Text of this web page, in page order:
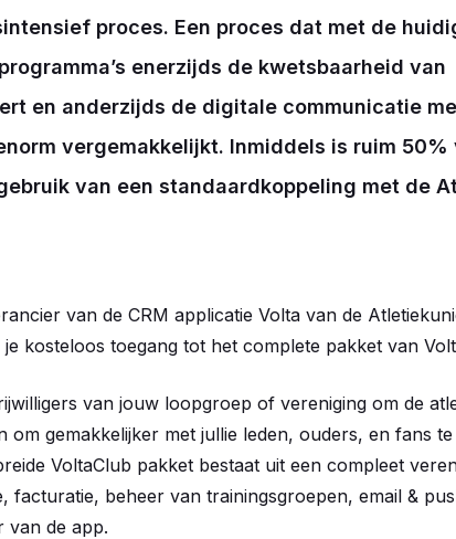
proces. Een proces dat met de
enerzijds de kwetsbaarheid van
en anderzijds de digitale communicatie
vergemakkelijkt. Inmiddels is ruim 50%
van een standaardkoppeling met de
van de CRM applicatie Volta van de
kosteloos toegang tot het complete pakket van
van jouw loopgroep of vereniging om de
om gemakkelijker met jullie leden, ouders, en fans te
VoltaClub pakket bestaat uit een compleet
facturatie, beheer van trainingsgroepen, email &
van de app.